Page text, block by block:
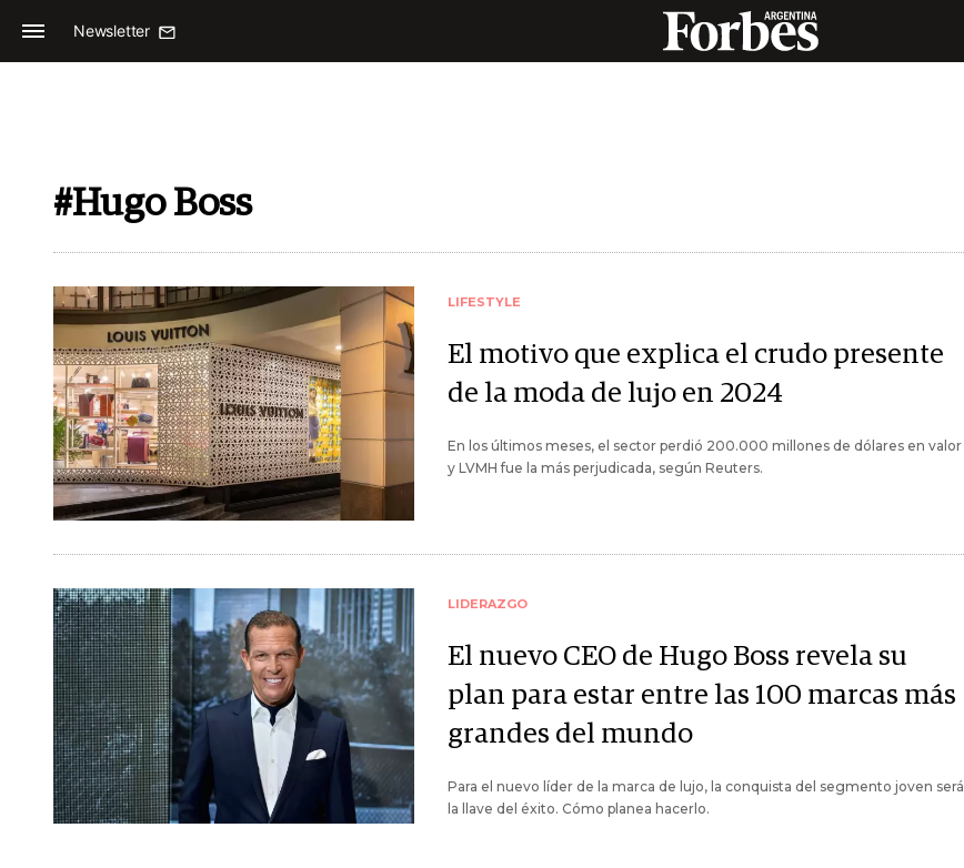
Newsletter
#Hugo Boss
LIFESTYLE
El motivo que explica el crudo presente
de la moda de lujo en 2024
En los últimos meses, el sector perdió 200.000 millones de dólares en valor
y LVMH fue la más perjudicada, según Reuters.
LIDERAZGO
El nuevo CEO de Hugo Boss revela su
plan para estar entre las 100 marcas más
grandes del mundo
Para el nuevo líder de la marca de lujo, la conquista del segmento joven será
la llave del éxito. Cómo planea hacerlo.